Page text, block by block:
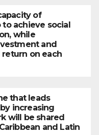
of
achieve social
while
and
on each
that leads
increasing
will be shared
and Latin